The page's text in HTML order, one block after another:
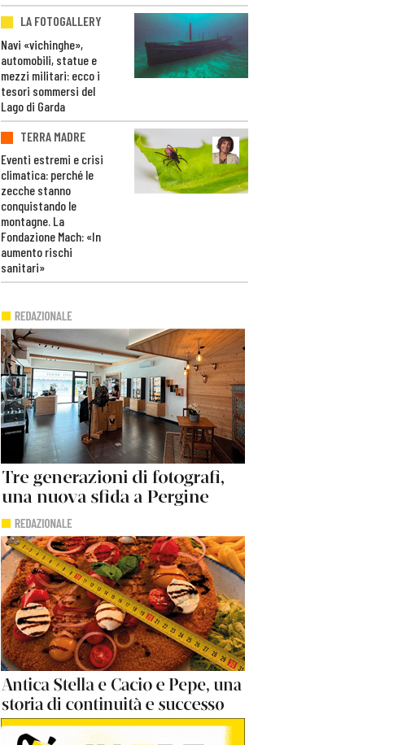
LA FOTOGALLERY
Navi «vichinghe»,
automobili, statue e
mezzi militari: ecco i
tesori sommersi del
Lago di Garda
TERRA MADRE
Eventi estremi e crisi
climatica: perché le
zecche stanno
conquistando le
montagne. La
Fondazione Mach: «In
aumento rischi
sanitari»